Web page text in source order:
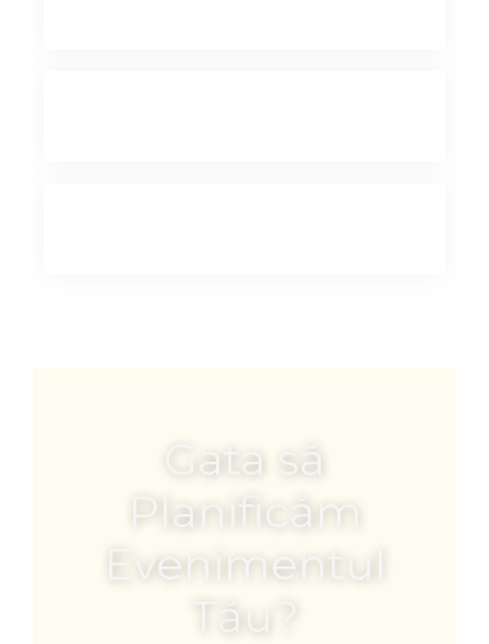
Gata să
Planificăm
Evenimentul
Tău?